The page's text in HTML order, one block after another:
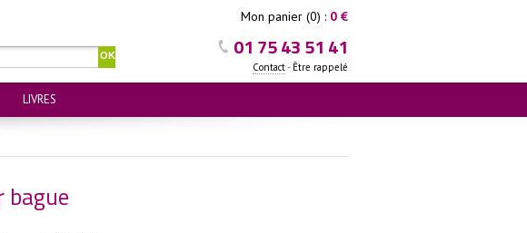
Mon panier (0) : 0 €
01 75 43 51 41
Contact- Être rappelé
OK
LIVRES
bague